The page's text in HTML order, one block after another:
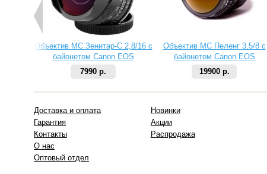
Объектив МС Зенитар-C 2,8/16 с
байонетом Canon EOS
7990 р.
Объектив МС Пеленг 3.5/8 с
байонетом Canon EOS
19900 р.
Доставка и оплата
Гарантия
Контакты
О нас
Оптовый отдел
Новинки
Акции
Распродажа